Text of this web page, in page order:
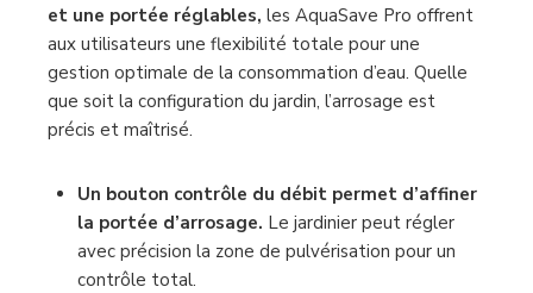
et une portée réglables, les AquaSave Pro offrent
aux utilisateurs une flexibilité totale pour une
gestion optimale de la consommation d’eau. Quelle
que soit la configuration du jardin, l’arrosage est
précis et maîtrisé.
Un bouton contrôle du débit permet d’affiner
la portée d’arrosage. Le jardinier peut régler
avec précision la zone de pulvérisation pour un
contrôle total.